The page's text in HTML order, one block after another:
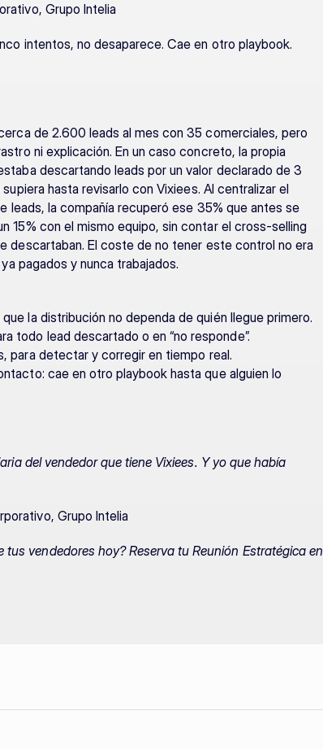
Grupo Intelia
intentos, no desaparece. Cae en otro playbook.
de 2.600 leads al mes con 35 comerciales, pero
ni explicación. En un caso concreto, la propia
descartando leads por un valor declarado de 3
hasta revisarlo con Vixiees. Al centralizar el
leads, la compañía recuperó ese 35% que antes se
15% con el mismo equipo, sin contar el cross-selling
descartaban. El coste de no tener este control no era
pagados y nunca trabajados.
la distribución no dependa de quién llegue primero.
todo lead descartado o en “no responde”.
para detectar y corregir en tiempo real.
cae en otro playbook hasta que alguien lo
del vendedor que tiene Vixiees. Y yo que había
Grupo Intelia
vendedores hoy? Reserva tu Reunión Estratégica en